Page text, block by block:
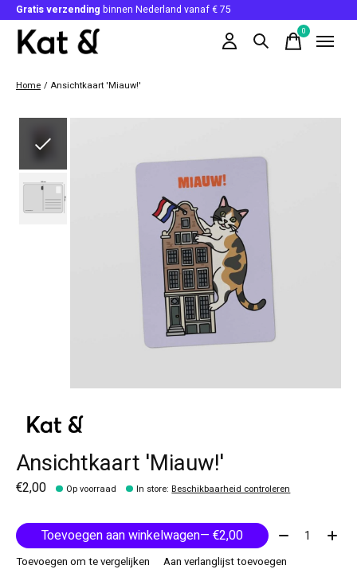
Gratis verzending binnen Nederland vanaf € 75
0items
Home / Ansichtkaart 'Miauw!'
Ansichtkaart 'Miauw!'
€2,00 Op voorraad In store:Beschikbaarheid controleren
Toevoegen aan winkelwagen — €2,00 Aantal:
Toevoegen om te vergelijken
Aan verlanglijst toevoegen